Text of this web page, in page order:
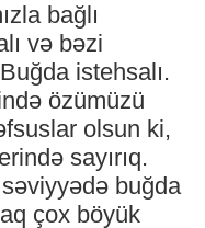
bağlı
və bəzi
istehsalı.
özümüzü
olsun ki,
sayırıq.
buğda
çox böyük